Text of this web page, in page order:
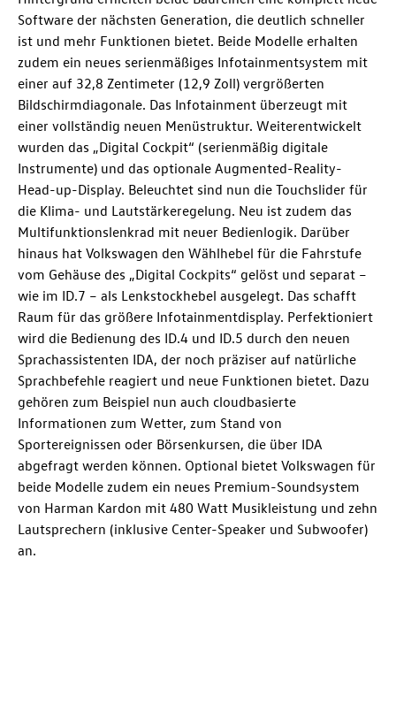
Software der nächsten Generation, die deutlich schneller
ist und mehr Funktionen bietet. Beide Modelle erhalten
zudem ein neues serienmäßiges Infotainmentsystem mit
einer auf 32,8 Zentimeter (12,9 Zoll) vergrößerten
Bildschirmdiagonale. Das Infotainment überzeugt mit
einer vollständig neuen Menüstruktur. Weiterentwickelt
wurden das „Digital Cockpit“ (serienmäßig digitale
Instrumente) und das optionale Augmented-Reality-
Head-up-Display. Beleuchtet sind nun die Touchslider für
die Klima- und Lautstärkeregelung. Neu ist zudem das
Multifunktionslenkrad mit neuer Bedienlogik. Darüber
hinaus hat Volkswagen den Wählhebel für die Fahrstufe
vom Gehäuse des „Digital Cockpits“ gelöst und separat –
wie im ID.7 – als Lenkstockhebel ausgelegt. Das schafft
Raum für das größere Infotainmentdisplay. Perfektioniert
wird die Bedienung des ID.4 und ID.5 durch den neuen
Sprachassistenten IDA, der noch präziser auf natürliche
Sprachbefehle reagiert und neue Funktionen bietet. Dazu
gehören zum Beispiel nun auch cloudbasierte
Informationen zum Wetter, zum Stand von
Sportereignissen oder Börsenkursen, die über IDA
abgefragt werden können. Optional bietet Volkswagen für
beide Modelle zudem ein neues Premium-Soundsystem
von Harman Kardon mit 480 Watt Musikleistung und zehn
Lautsprechern (inklusive Center-Speaker und Subwoofer)
an.